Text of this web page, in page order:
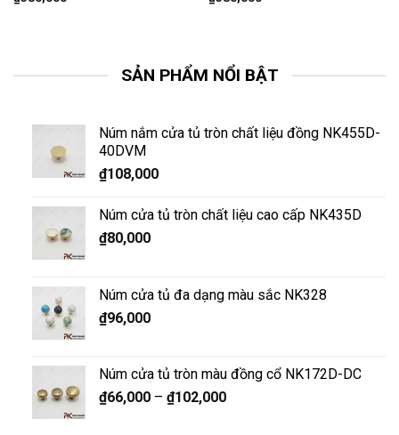
SẢN PHẨM NỔI BẬT
Núm nắm cửa tủ tròn chất liệu đồng NK455D-
40DVM
₫108,000
Núm cửa tủ tròn chất liệu cao cấp NK435D
₫80,000
Núm cửa tủ đa dạng màu sắc NK328
₫96,000
Núm cửa tủ tròn màu đồng cổ NK172D-DC
₫66,000– ₫102,000